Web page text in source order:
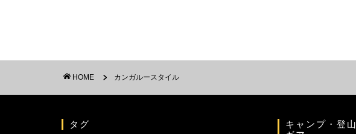
HOME カンガルースタイル
タグ
キャンプ・登山